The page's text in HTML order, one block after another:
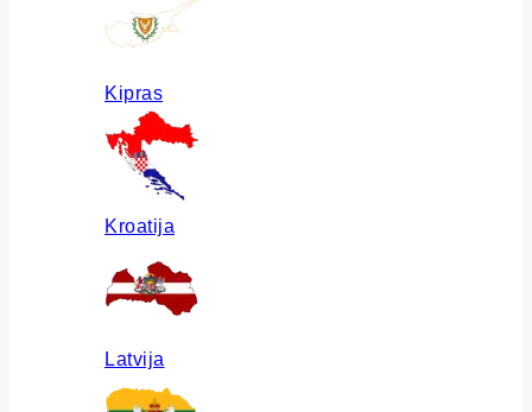
Kipras
Kroatija
Latvija